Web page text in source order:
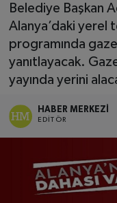
Belediye Başkan
Alanya’daki yerel
programında
yanıtlayacak.
yayında yerini
HABER MERKEZI
EDITÖR